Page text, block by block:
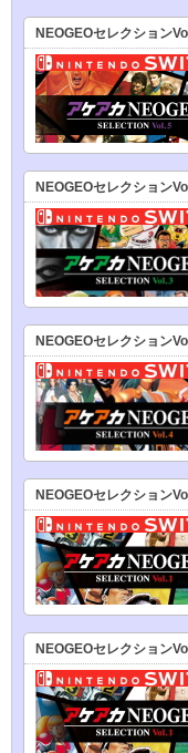
NEOGEOセレクション
NEOGEOセレクション
NEOGEOセレクション
NEOGEOセレクション
NEOGEOセレクション